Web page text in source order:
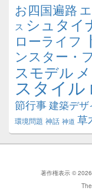
お四国遍路
ス シュタイ
ローライフ
ンスター・
スモデル
スタイル
節行事建築デザ
環境問題 神話 神道 草
著作権表示 ©